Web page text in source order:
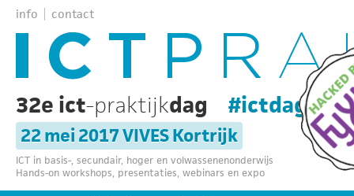
info contact
32e ict-praktijkdag #ictdag32
22 mei 2017 VIVES Kortrijk
ICT in basis-, secundair, hoger en volwassenenonderwijs
Hands-on workshops, presentaties, webinars en expo